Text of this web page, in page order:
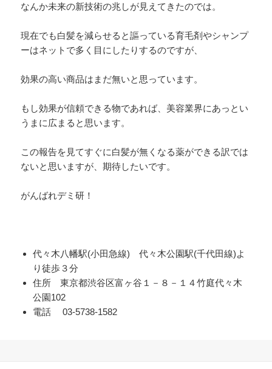
なんか未来の新技術の兆しが見えてきたのでは。
現在でも白髪を減らせると謳っている育毛剤やシャンプ
ーはネットで多く目にしたりするのですが、
効果の高い商品はまだ無いと思っています。
もし効果が信頼できる物であれば、美容業界にあっとい
うまに広まると思います。
この報告を見てすぐに白髪が無くなる薬ができる訳では
ないと思いますが、期待したいです。
がんばれデミ研！
代々木八幡駅(小田急線) 代々木公園駅(千代田線)よ
り徒歩３分
住所 東京都渋谷区富ヶ谷１－８－１４竹庭代々木
公園102
電話 03-5738-1582